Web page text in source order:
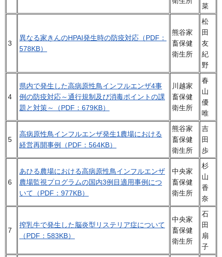
菜
3
異なる家きんのHPAI発生時の防疫対応（PDF：
578KB）
熊谷家
畜保健
衛生所
松
田
友
紀
野
4
県内で発生した高病原性鳥インフルエンザ4事
例の防疫対応～通行規制及び消毒ポイントの課
題と対策～（PDF：679KB）
川越家
畜保健
衛生所
春
山
優
唯
5
高病原性鳥インフルエンザ発生1農場における
経営再開事例（PDF：564KB）
熊谷家
畜保健
衛生所
吉
田
歩
6
あひる農場における高病原性鳥インフルエンザ
農場監視プログラムの国内3例目適用事例につ
いて（PDF：977KB）
中央家
畜保健
衛生所
杉
山
香
奈
7
搾乳牛で発生した脳炎型リステリア症について
（PDF：583KB）
中央家
畜保健
衛生所
石
田
扇
子